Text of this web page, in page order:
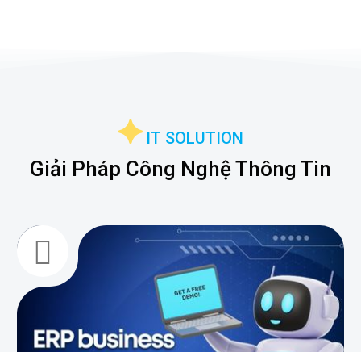
IT SOLUTION
Giải Pháp Công Nghệ Thông Tin